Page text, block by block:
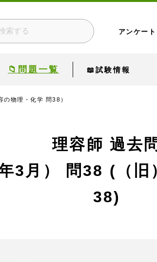
アンケート
📁問題一覧 📖試験情報
の物理・化学 問38）
理容師 過去問
3月）
問38 (（旧
38)